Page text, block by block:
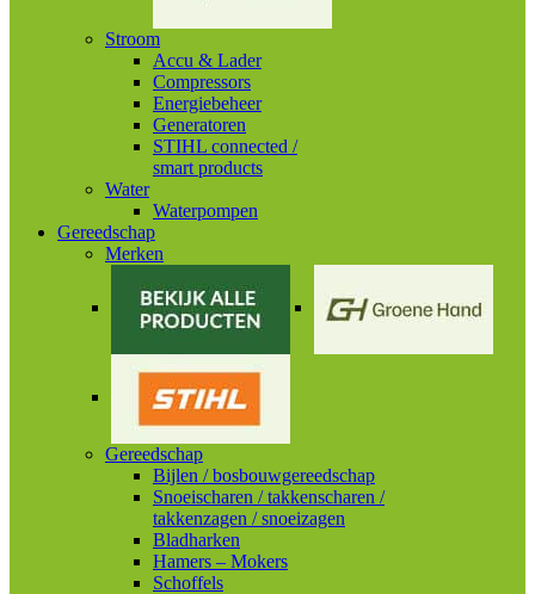
Stroom
Accu & Lader
Compressors
Energiebeheer
Generatoren
STIHL connected /
smart products
Water
Waterpompen
Gereedschap
Merken
Gereedschap
Bijlen / bosbouwgereedschap
Snoeischaren / takkenscharen /
takkenzagen / snoeizagen
Bladharken
Hamers – Mokers
Schoffels